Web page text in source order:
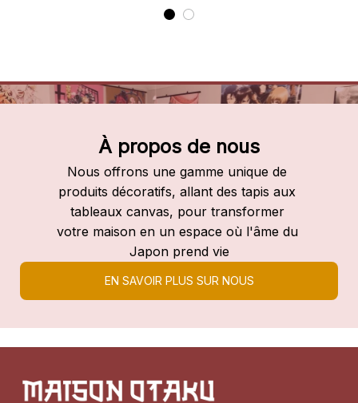
À propos de nous
Nous offrons une gamme unique de
produits décoratifs, allant des tapis aux
tableaux canvas, pour transformer
votre maison en un espace où l'âme du
Japon prend vie
EN SAVOIR PLUS SUR NOUS